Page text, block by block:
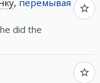
did the